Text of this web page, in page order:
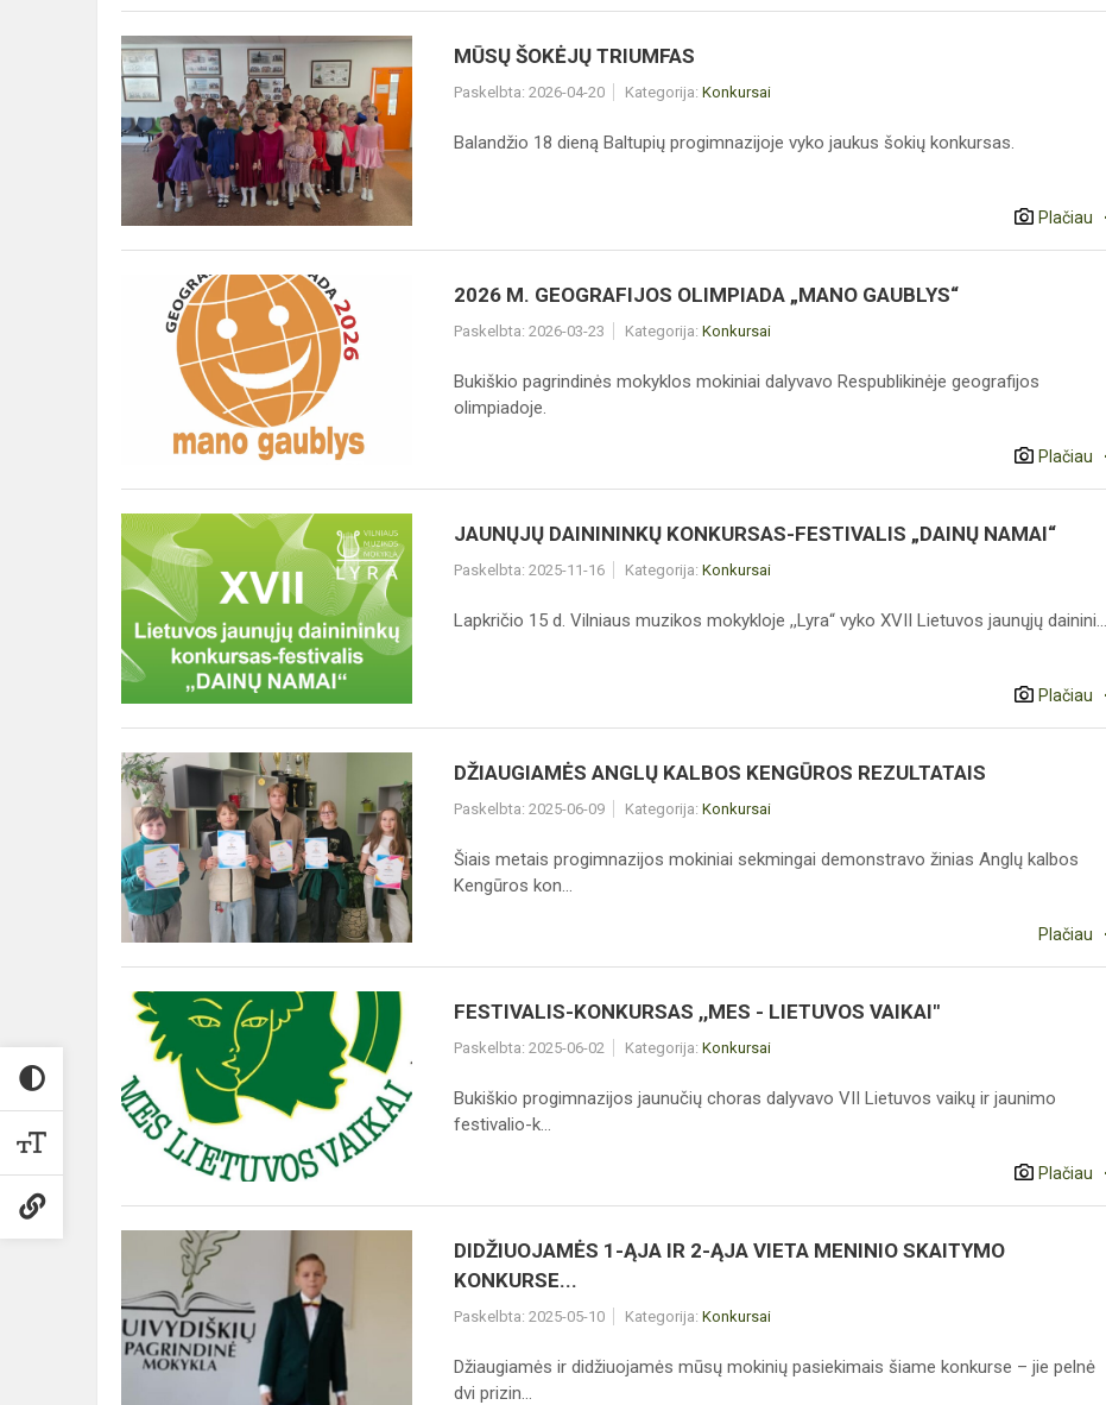
MŪSŲ
ŠOKĖJŲ
TRIUMFAS
MŪSŲ ŠOKĖJŲ TRIUMFAS
Paskelbta: 2026-04-20 Kategorija: Konkursai
Balandžio 18 dieną Baltupių progimnazijoje vyko jaukus šokių konkursas.
Plačiau
GEOGRAFIJOS
OLIMPIADA
GAUBLYS“
2026 M. GEOGRAFIJOS OLIMPIADA „MANO GAUBLYS“
Paskelbta: 2026-03-23 Kategorija: Konkursai
Bukiškio pagrindinės mokyklos mokiniai dalyvavo Respublikinėje geografijos
olimpiadoje.
Plačiau
JAUNŲJŲ
DAINININKŲ
KONKURSAS-
FESTIVALIS
„DAINŲ
NAMAI“
JAUNŲJŲ DAINININKŲ KONKURSAS-FESTIVALIS „DAINŲ NAMAI“
Paskelbta: 2025-11-16 Kategorija: Konkursai
Lapkričio 15 d. Vilniaus muzikos mokykloje ,,Lyra“ vyko XVII Lietuvos jaunųjų dainini...
Plačiau
DŽIAUGIAMĖS
ANGLŲ
KALBOS
KENGŪROS
REZULTATAIS
DŽIAUGIAMĖS ANGLŲ KALBOS KENGŪROS REZULTATAIS
Paskelbta: 2025-06-09 Kategorija: Konkursai
Šiais metais progimnazijos mokiniai sekmingai demonstravo žinias Anglų kalbos
Kengūros kon...
Plačiau
FESTIVALIS-
KONKURSAS
,,MES
-
LIETUVOS
VAIKAI"
FESTIVALIS-KONKURSAS ,,MES - LIETUVOS VAIKAI"
Paskelbta: 2025-06-02 Kategorija: Konkursai
Bukiškio progimnazijos jaunučių choras dalyvavo VII Lietuvos vaikų ir jaunimo
festivalio-k...
Plačiau
DIDŽIUOJAMĖS
ĄJA
IR
2-
DIDŽIUOJAMĖS 1-ĄJA IR 2-ĄJA VIETA MENINIO SKAITYMO
KONKURSE...
Paskelbta: 2025-05-10 Kategorija: Konkursai
Džiaugiamės ir didžiuojamės mūsų mokinių pasiekimais šiame konkurse – jie pelnė
dvi prizin...